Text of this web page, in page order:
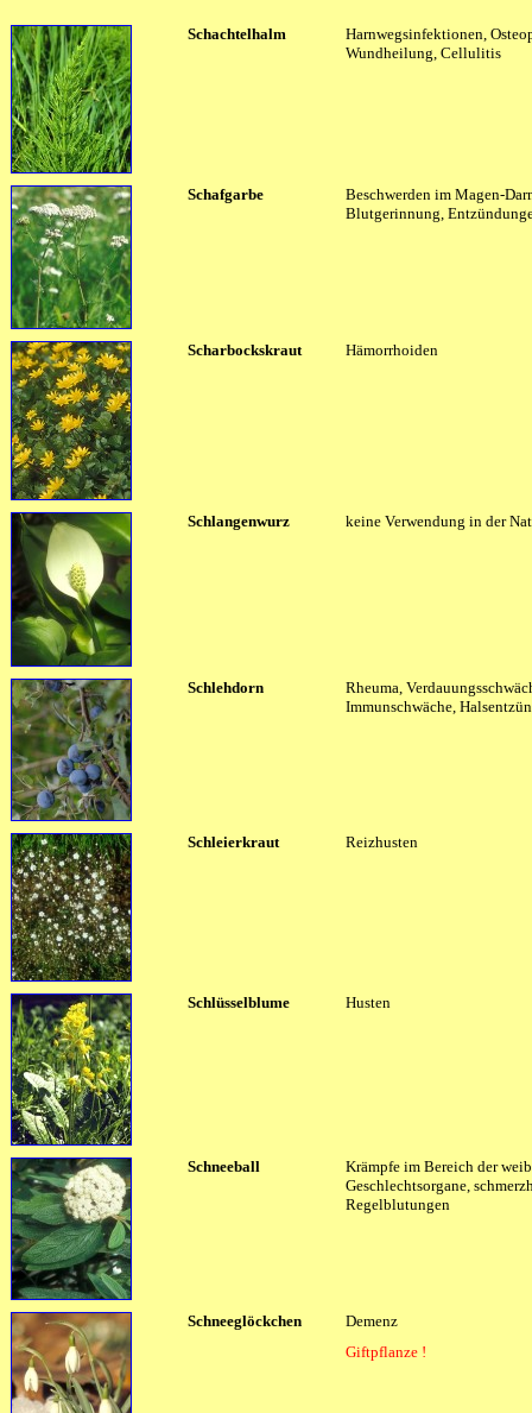
Schachtelhalm
Harnwegsinfektionen,
Wundheilung, Cellulitis
Schafgarbe
Beschwerden im Magen-
Blutgerinnung,
Scharbockskraut Hämorrhoiden
Schlangenwurz keine Verwendung in der
Schlehdorn
Rheuma,
Immunschwäche,
Schleierkraut Reizhusten
Schlüsselblume Husten
Schneeball
Krämpfe im Bereich der
Geschlechtsorgane,
Regelblutungen
Schneeglöckchen
Demenz
Giftpflanze !